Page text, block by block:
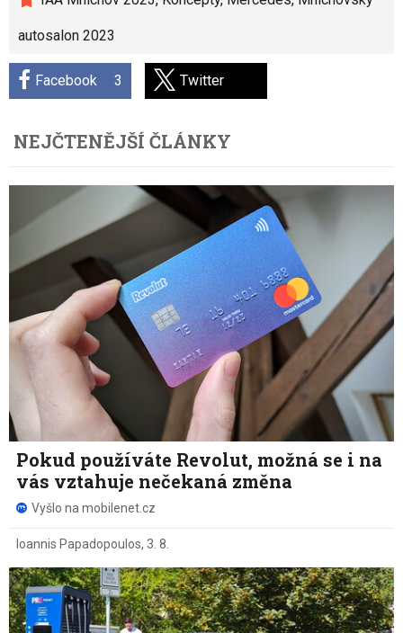
autosalon 2023
Facebook 3 Twitter
NEJČTENĚJŠÍ ČLÁNKY
Pokud používáte Revolut, možná se i na
vás vztahuje nečekaná změna
Vyšlo na mobilenet.cz
Ioannis Papadopoulos, 3. 8.